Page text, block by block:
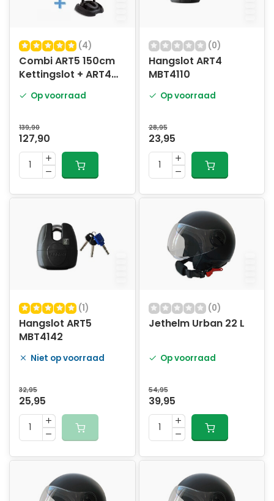
(4)
Combi ART5 150cm
Kettingslot + ART4
Op voorraad
139,90
127,90
(0)
Hangslot ART4
MBT4110
Op voorraad
28,95
23,95
(1)
Hangslot ART5
MBT4142
Niet op voorraad
32,95
25,95
(0)
Jethelm Urban 22 L
Op voorraad
54,95
39,95